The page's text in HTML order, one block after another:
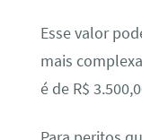
Esse valor
mais
é de R$